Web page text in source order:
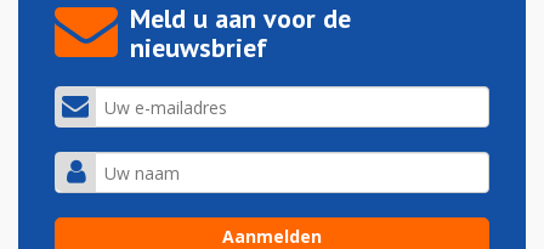
Meld u aan voor de
nieuwsbrief